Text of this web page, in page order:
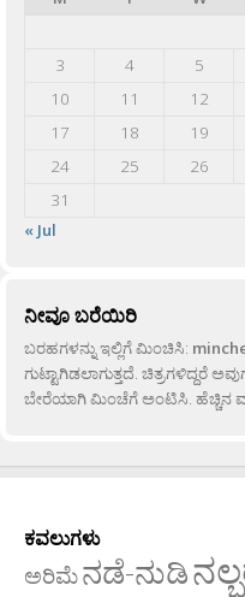
3
4 5
10
11 12
17
18 19
24
25 26
31
« Jul
ನೀವೂ ಬರೆಯಿರಿ
ಬರಹಗಳನ್ನು ಇಲ್ಲಿಗೆ ಮಿಂಚಿಸಿ:
ಗುಟ್ಟಾಗಿಡಲಾಗುತ್ತದೆ. ಚಿತ್ರಗಳಿದ್ದರೆ
ಬೇರೆಯಾಗಿ ಮಿಂಚೆಗೆ ಅಂಟಿಸಿ. ಹೆಚ್ಚಿನ
ಕವಲುಗಳು
ಅರಿಮೆನಡೆ-ನುಡಿ